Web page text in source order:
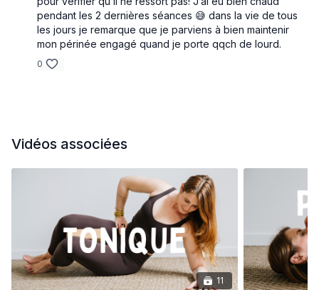
Outre l’effet sur ta silhouette, ce programme va
surtout te permettre de te sentir plus fort et de te
débarrasser des douleurs du quotidien comme le mal
de dos.
pendant les 2 dernières séances 😅 dans la vie de tous
les jours je remarque que je parviens à bien maintenir
mon périnée engagé quand je porte qqch de lourd.
0
Vidéos associées
11